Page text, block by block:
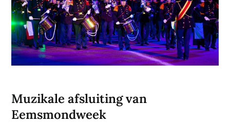
Muzikale afsluiting van
Eemsmondweek